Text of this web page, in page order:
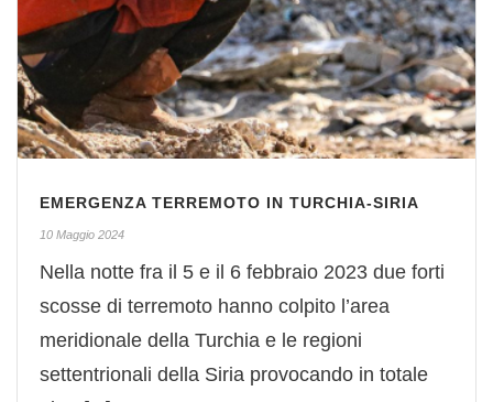
EMERGENZA TERREMOTO IN TURCHIA-SIRIA
10 Maggio 2024
Nella notte fra il 5 e il 6 febbraio 2023 due forti
scosse di terremoto hanno colpito l’area
meridionale della Turchia e le regioni
settentrionali della Siria provocando in totale